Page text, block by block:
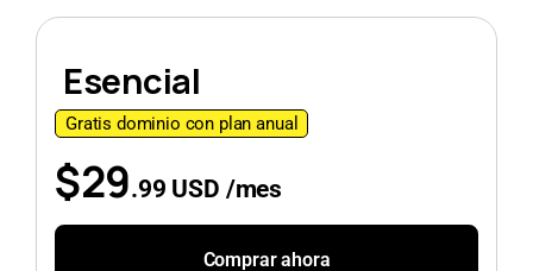
Esencial
Gratis dominio con plan anual
$29.99 USD /mes
Comprar ahora